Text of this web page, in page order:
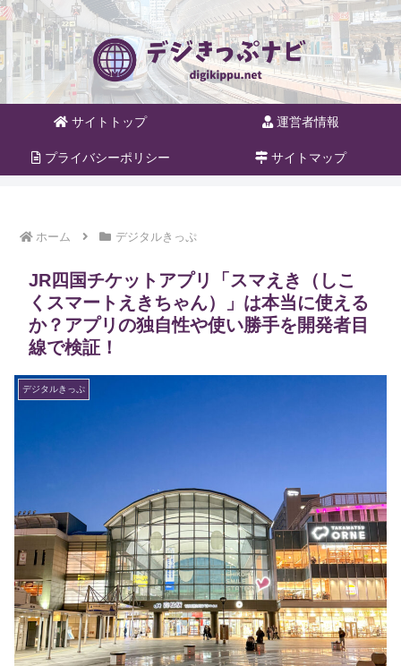
サイトトップ 運営者情報
プライバシーポリシー サイトマップ
ホーム デジタルきっぷ
JR四国チケットアプリ「スマえき（しこ
くスマートえきちゃん）」は本当に使える
か？アプリの独自性や使い勝手を開発者目
線で検証！
デジタルきっぷ